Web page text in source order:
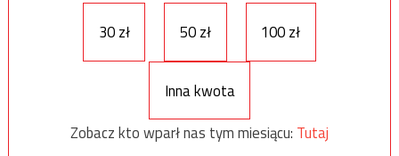
30 zł 50 zł 100 zł
Inna kwota
Zobacz kto wparł nas tym miesiącu: Tutaj